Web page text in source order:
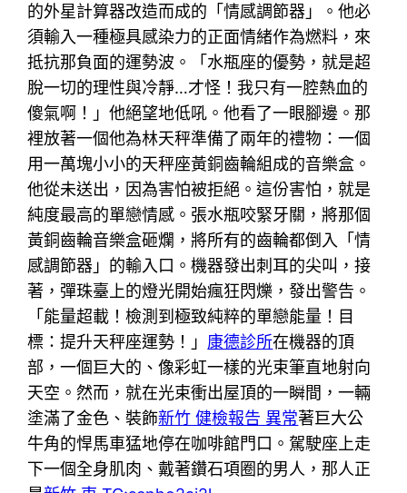
的外星計算器改造而成的「情感調節器」。他必
須輸入一種極具感染力的正面情緒作為燃料，來
抵抗那負面的運勢波。「水瓶座的優勢，就是超
脫一切的理性與冷靜…才怪！我只有一腔熱血的
傻氣啊！」他絕望地低吼。他看了一眼腳邊。那
裡放著一個他為林天秤準備了兩年的禮物：一個
用一萬塊小小的天秤座黃銅齒輪組成的音樂盒。
他從未送出，因為害怕被拒絕。這份害怕，就是
純度最高的單戀情感。張水瓶咬緊牙關，將那個
黃銅齒輪音樂盒砸爛，將所有的齒輪都倒入「情
感調節器」的輸入口。機器發出刺耳的尖叫，接
著，彈珠臺上的燈光開始瘋狂閃爍，發出警告。
「能量超載！檢測到極致純粹的單戀能量！目
標：提升天秤座運勢！」 康德診所在機器的頂
部，一個巨大的、像彩虹一樣的光束筆直地射向
天空。然而，就在光束衝出屋頂的一瞬間，一輛
塗滿了金色、裝飾新竹 健檢報告 異常著巨大公
牛角的悍馬車猛地停在咖啡館門口。駕駛座上走
下一個全身肌肉、戴著鑽石項圈的男人，那人正